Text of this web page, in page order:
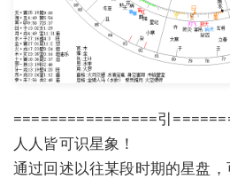
================引
人人皆可识星象！
通过回述以往某段时期的星盘